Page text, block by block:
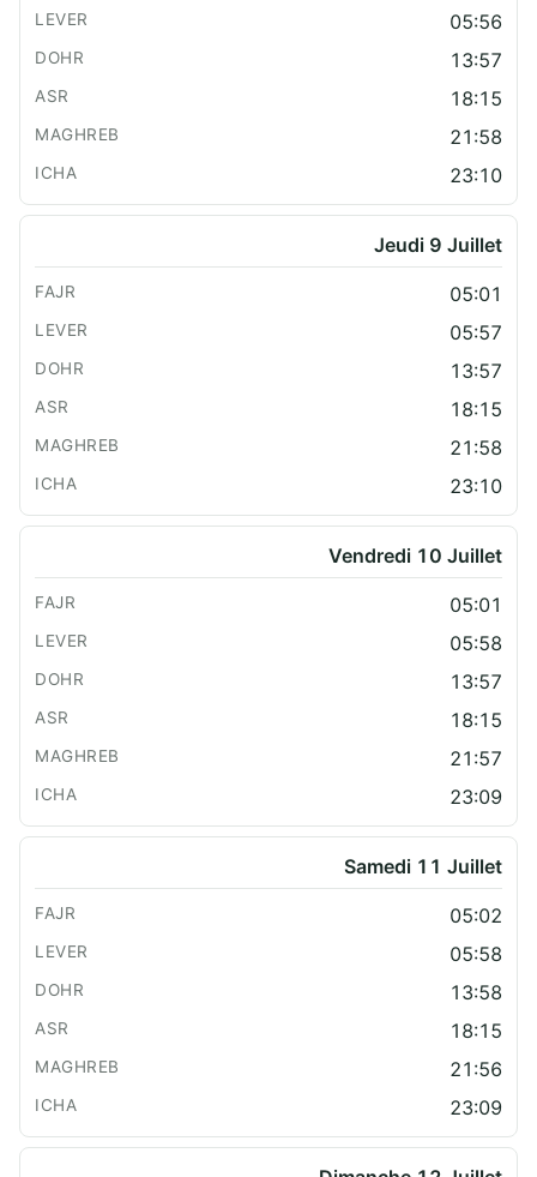
05:56
13:57
18:15
21:58
23:10
Jeudi 9 Juillet
05:01
05:57
13:57
18:15
21:58
23:10
Vendredi 10 Juillet
05:01
05:58
13:57
18:15
21:57
23:09
Samedi 11 Juillet
05:02
05:58
13:58
18:15
21:56
23:09